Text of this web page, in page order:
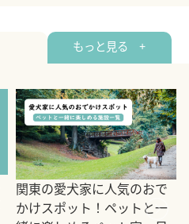
もっと見る +
関東の愛犬家に人気のおで
かけスポット！ペットと一